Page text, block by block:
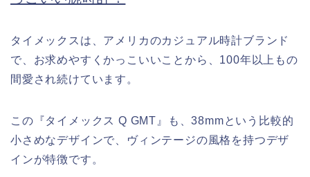
タイメックスは、アメリカのカジュアル時計ブランド
で、お求めやすくかっこいいことから、100年以上もの
間愛され続けています。
この『タイメックス Q GMT』も、38mmという比較的
小さめなデザインで、ヴィンテージの風格を持つデザ
インが特徴です。